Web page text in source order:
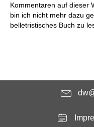
Kommentaren auf dieser
bin ich nicht mehr dazu
belletristisches Buch zu